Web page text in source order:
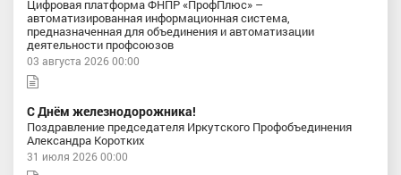
Цифровая платформа ФНПР «ПрофПлюс» –
автоматизированная информационная система,
предназначенная для объединения и автоматизации
деятельности профсоюзов
03 августа 2026 00:00
С Днём железнодорожника!
Поздравление председателя Иркутского Профобъединения
Александра Коротких
31 июля 2026 00:00